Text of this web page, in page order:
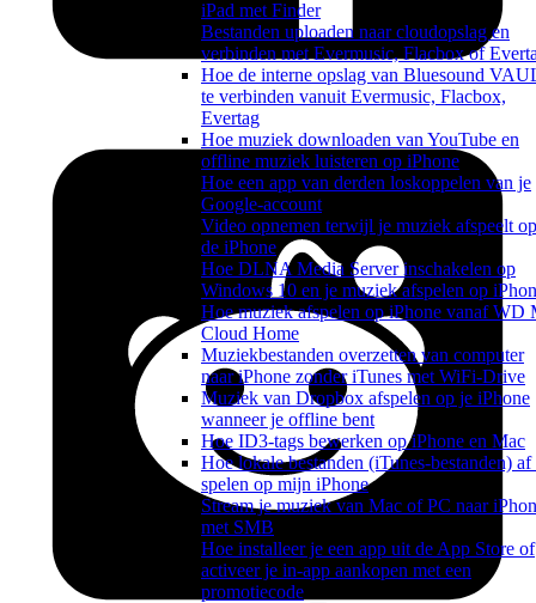
iPad met Finder
Bestanden uploaden naar cloudopslag en
verbinden met Evermusic, Flacbox of
Hoe de interne opslag van Bluesound
te verbinden vanuit Evermusic, Flacbox,
Evertag
Hoe muziek downloaden van YouTube en
offline muziek luisteren op iPhone
Hoe een app van derden loskoppelen van je
Google-account
Video opnemen terwijl je muziek afspeelt op
de iPhone
Hoe DLNA Media Server inschakelen op
Windows 10 en je muziek afspelen op
Hoe muziek afspelen op iPhone vanaf WD
Cloud Home
Muziekbestanden overzetten van computer
naar iPhone zonder iTunes met WiFi-Drive
Muziek van Dropbox afspelen op je iPhone
wanneer je offline bent
Hoe ID3-tags bewerken op iPhone en Mac
Hoe lokale bestanden (iTunes-bestanden) af
spelen op mijn iPhone
Stream je muziek van Mac of PC naar
met SMB
Hoe installeer je een app uit de App Store of
activeer je in-app aankopen met een
promotiecode